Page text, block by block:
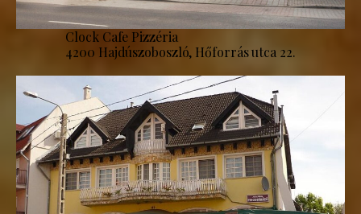
Clock Cafe Pizzéria
4200 Hajdúszoboszló, Hőforrás utca 22.